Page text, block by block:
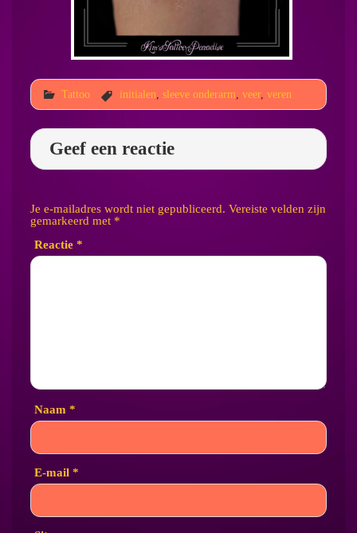
Tattoo initialen sleeve onderarm veer, veren
Geef een reactie
Je e-mailadres wordt niet gepubliceerd. Vereiste velden zijn
gemarkeerd met *
Reactie *
Naam *
E-mail *